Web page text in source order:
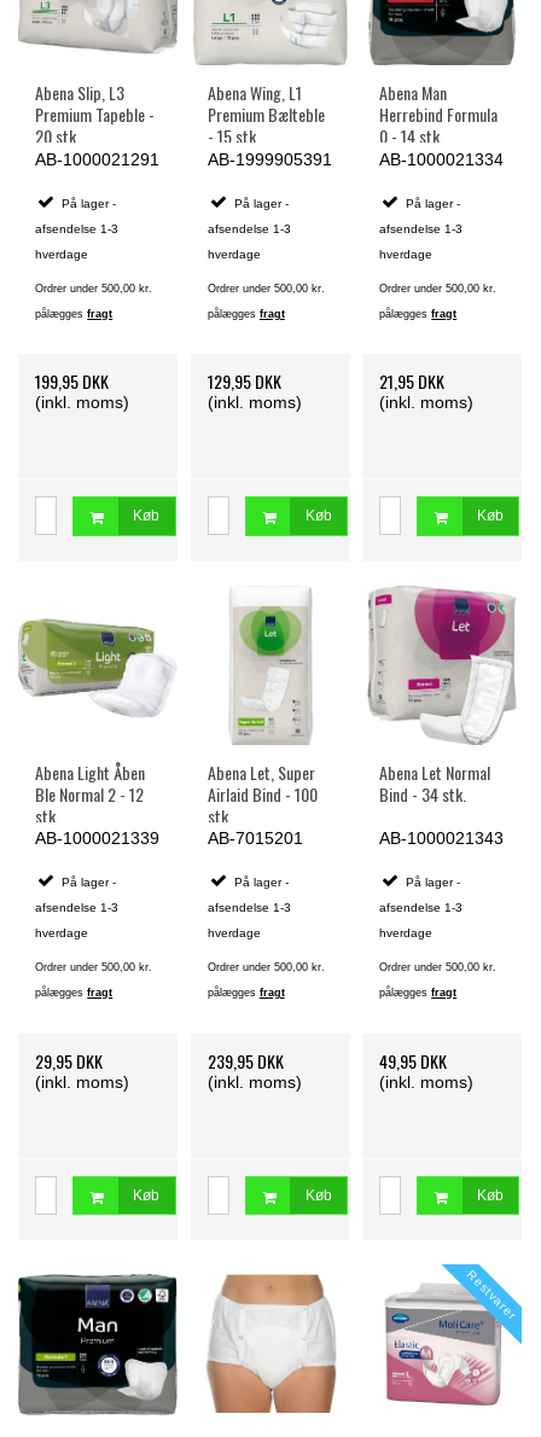
Abena Slip, L3
Premium Tapeble -
20 stk.
AB-1000021291
På lager -
afsendelse 1-3
hverdage
Ordrer under 500,00 kr.
pålæggesfragt
199,95 DKK
(inkl. moms)
Køb
Abena Wing, L1
Premium Bælteble
- 15 stk.
AB-1999905391
På lager -
afsendelse 1-3
hverdage
Ordrer under 500,00 kr.
pålægges fragt
129,95 DKK
(inkl. moms)
Køb
Abena Man
Herrebind Formula
0 - 14 stk.
AB-1000021334
På lager -
afsendelse 1-3
hverdage
Ordrer under 500,00 kr.
pålæggesfragt
21,95 DKK
(inkl. moms)
Køb
Abena Light Åben
Ble Normal 2 - 12
stk.
AB-1000021339
På lager -
afsendelse 1-3
hverdage
Ordrer under 500,00 kr.
pålæggesfragt
29,95 DKK
(inkl. moms)
Køb
Abena Let, Super
Airlaid Bind - 100
stk.
AB-7015201
På lager -
afsendelse 1-3
hverdage
Ordrer under 500,00 kr.
pålægges fragt
239,95 DKK
(inkl. moms)
Køb
Abena Let Normal
Bind - 34 stk.
AB-1000021343
På lager -
afsendelse 1-3
hverdage
Ordrer under 500,00 kr.
pålæggesfragt
49,95 DKK
(inkl. moms)
Køb
Restvarer